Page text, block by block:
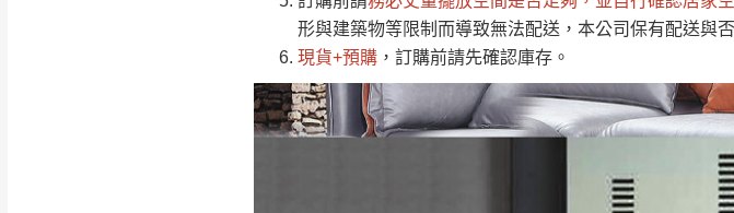
形與建築物等限制而導致無法配送，本公司保有配送與
現貨+預購 ，訂購前請先確認庫存。
桃園
免
新竹
下單前先詢問是否現貨，若未詢問下單後無現貨
（洽詢方式請搜尋 Line ID →
運送範圍：限定北至基隆，南至苗栗，偏遠地區
苗栗至基隆；其它地區暫不開放，如因特殊地